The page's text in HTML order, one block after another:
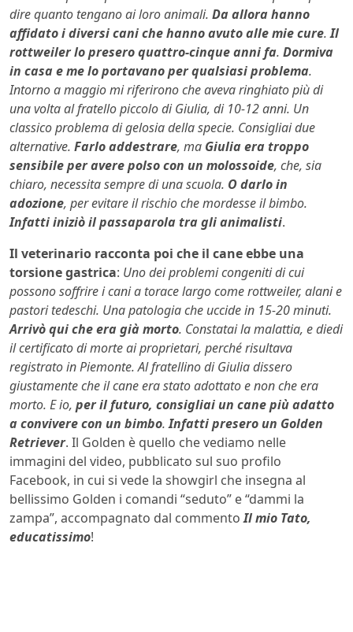
dire quanto tengano ai loro animali. Da allora hanno
affidato i diversi cani che hanno avuto alle mie cure.Il
rottweiler lo presero quattro-cinque anni fa. Dormiva
in casa e me lo portavano per qualsiasi problema.
Intorno a maggio mi riferirono che aveva ringhiato più di
una volta al fratello piccolo di Giulia, di 10-12 anni. Un
classico problema di gelosia della specie. Consigliai due
alternative. Farlo addestrare, ma Giulia era troppo
sensibile per avere polso con un molossoide, che, sia
chiaro, necessita sempre di una scuola. O darlo in
adozione, per evitare il rischio che mordesse il bimbo.
Infatti iniziò il passaparola tra gli animalisti.
Il veterinario racconta poi che il cane ebbe una
torsione gastrica: Uno dei problemi congeniti di cui
possono soffrire i cani a torace largo come rottweiler, alani e
pastori tedeschi. Una patologia che uccide in 15-20 minuti.
Arrivò qui che era già morto. Constatai la malattia, e diedi
il certificato di morte ai proprietari, perché risultava
registrato in Piemonte. Al fratellino di Giulia dissero
giustamente che il cane era stato adottato e non che era
morto. E io, per il futuro, consigliai un cane più adatto
a convivere con un bimbo.Infatti presero un Golden
Retriever. Il Golden è quello che vediamo nelle
immagini del video, pubblicato sul suo profilo
Facebook, in cui si vede la showgirl che insegna al
bellissimo Golden i comandi “seduto” e “dammi la
zampa”, accompagnato dal commentoIl mio Tato,
educatissimo!